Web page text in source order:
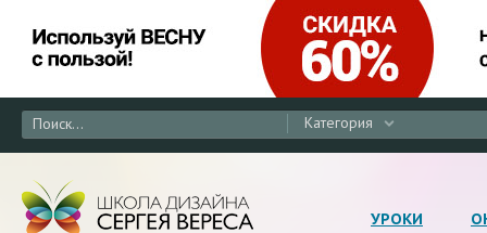
Категория
УРОКИ